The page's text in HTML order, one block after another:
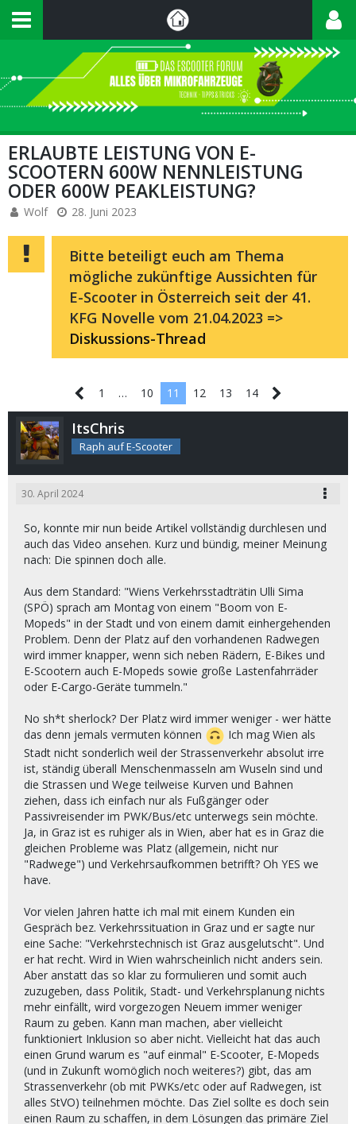
ERLAUBTE LEISTUNG VON E-
SCOOTERN 600W NENNLEISTUNG
ODER 600W PEAKLEISTUNG?
Wolf 28. Juni 2023
Bitte beteiligt euch am Thema
mögliche zukünftige Aussichten für
E-Scooter in Österreich seit der 41.
KFG Novelle vom 21.04.2023 =>
Diskussions-Thread
1 … 10 11 12 13 14
ItsChris
Raph auf E-Scooter
30. April 2024
So, konnte mir nun beide Artikel vollständig durchlesen und
auch das Video ansehen. Kurz und bündig, meiner Meinung
nach: Die spinnen doch alle.
Aus dem Standard: "Wiens Verkehrsstadträtin Ulli Sima
(SPÖ) sprach am Montag von einem "Boom von E-
Mopeds" in der Stadt und von einem damit einhergehenden
Problem. Denn der Platz auf den vorhandenen Radwegen
wird immer knapper, wenn sich neben Rädern, E-Bikes und
E-Scootern auch E-Mopeds sowie große Lastenfahrräder
oder E-Cargo-Geräte tummeln."
No sh*t sherlock? Der Platz wird immer weniger - wer hätte
das denn jemals vermuten können
Ich mag Wien als
Stadt nicht sonderlich weil der Strassenverkehr absolut irre
ist, ständig überall Menschenmasseln am Wuseln sind und
die Strassen und Wege teilweise Kurven und Bahnen
ziehen, dass ich einfach nur als Fußgänger oder
Passivreisender im PWK/Bus/etc unterwegs sein möchte.
Ja, in Graz ist es ruhiger als in Wien, aber hat es in Graz die
gleichen Probleme was Platz (allgemein, nicht nur
"Radwege") und Verkehrsaufkommen betrifft? Oh YES we
have.
Vor vielen Jahren hatte ich mal mit einem Kunden ein
Gespräch bez. Verkehrssituation in Graz und er sagte nur
eine Sache: "Verkehrstechnisch ist Graz ausgelutscht". Und
er hat recht. Wird in Wien wahrscheinlich nicht anders sein.
Aber anstatt das so klar zu formulieren und somit auch
zuzugeben, dass Politik, Stadt- und Verkehrsplanung nichts
mehr einfällt, wird vorgezogen Neuem immer weniger
Raum zu geben. Kann man machen, aber vielleicht
funktioniert Inklusion so aber nicht. Vielleicht hat das auch
einen Grund warum es "auf einmal" E-Scooter, E-Mopeds
(und in Zukunft womöglich noch weiteres?) gibt, das am
Strassenverkehr (ob mit PWKs/etc oder auf Radwegen, ist
alles StVO) teilnehmen möchte. Das Ziel sollte es doch sein
einen Raum zu schaffen, in dem Lösungen das primäre Ziel